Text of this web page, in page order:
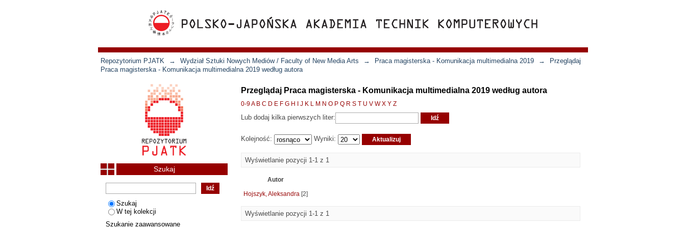
Repozytorium PJATK → Wydział Sztuki Nowych Mediów / Faculty of New Media Arts → Praca magisterska - Komunikacja multimedialna 2019 →
Przeglądaj
Praca magisterska - Komunikacja multimedialna 2019 według autora
Przeglądaj Praca magisterska - Komunikacja multimedialna 2019 według autora
0-9A B C D E F G H J K L M N O P Q R S T U V W X Y Z
Lub dodaj kilka pierwszych liter:
Kolejność: Wyniki:
Wyświetlanie pozycji 1-1 z 1
Autor
Hojszyk, Aleksandra [2]
Wyświetlanie pozycji 1-1 z 1
Szukaj
Szukaj
W tej kolekcji
Szukanie zaawansowane